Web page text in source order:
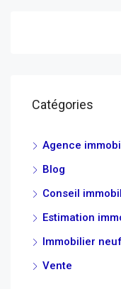
Catégories
Agence
Blog
Conseil
Estimation
Immobilier neuf
Vente